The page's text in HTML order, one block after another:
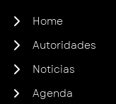
Home
Autoridades
Noticias
Agenda